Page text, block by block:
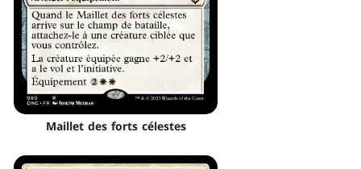
Maillet des forts célestes